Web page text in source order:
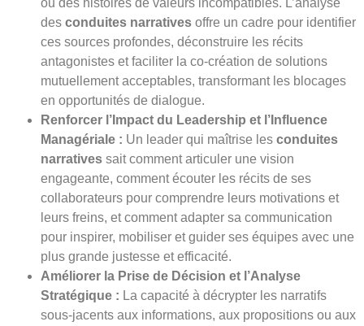
des conduites narratives offre un cadre pour identifier
ces sources profondes, déconstruire les récits
antagonistes et faciliter la co-création de solutions
mutuellement acceptables, transformant les blocages
en opportunités de dialogue.
Renforcer l’Impact du Leadership et l’Influence
Managériale : Un leader qui maîtrise les conduites
narratives sait comment articuler une vision
engageante, comment écouter les récits de ses
collaborateurs pour comprendre leurs motivations et
leurs freins, et comment adapter sa communication
pour inspirer, mobiliser et guider ses équipes avec une
plus grande justesse et efficacité.
Améliorer la Prise de Décision et l’Analyse
Stratégique : La capacité à décrypter les narratifs
sous-jacents aux informations, aux propositions ou aux